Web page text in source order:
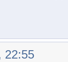
22:55